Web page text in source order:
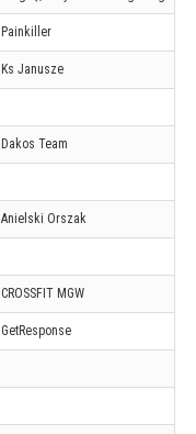
Painkiller
Ks Janusze
Dakos Team
Anielski Orszak
CROSSFIT MGW
GetResponse